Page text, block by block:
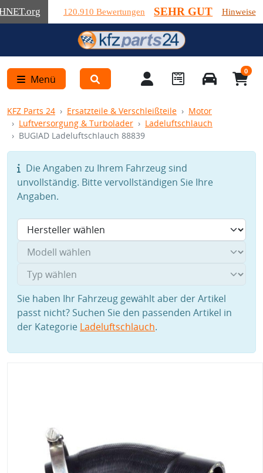
.org 120.910 Bewertungen SEHR GUT Hinweise
Menü
0
KFZ Parts 24 Ersatzteile & Verschleißteile
Motor
Luftversorgung & Turbolader
Ladeluftschlauch
BUGIAD Ladeluftschlauch 88839
Die Angaben zu Ihrem Fahrzeug sind
unvollständig. Bitte vervollständigen Sie Ihre
Angaben.
Sie haben Ihr Fahrzeug gewählt aber der Artikel
passt nicht? Suchen Sie den passenden Artikel in
der Kategorie Ladeluftschlauch.